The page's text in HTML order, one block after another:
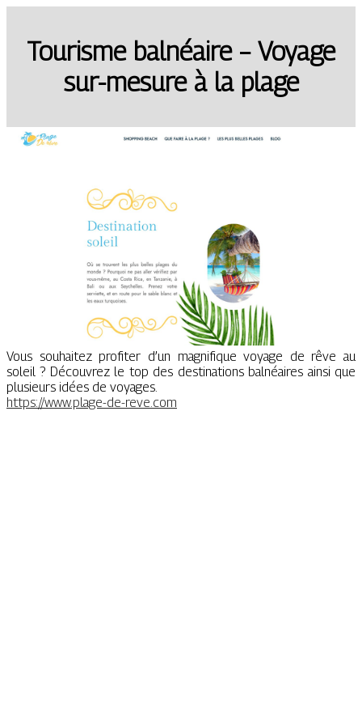
Tourisme balnéaire – Voyage
sur-mesure à la plage
Vous souhaitez profiter d’un magnifique voyage de rêve au
soleil ? Découvrez le top des destinations balnéaires ainsi que
plusieurs idées de voyages.
https://www.plage-de-reve.com